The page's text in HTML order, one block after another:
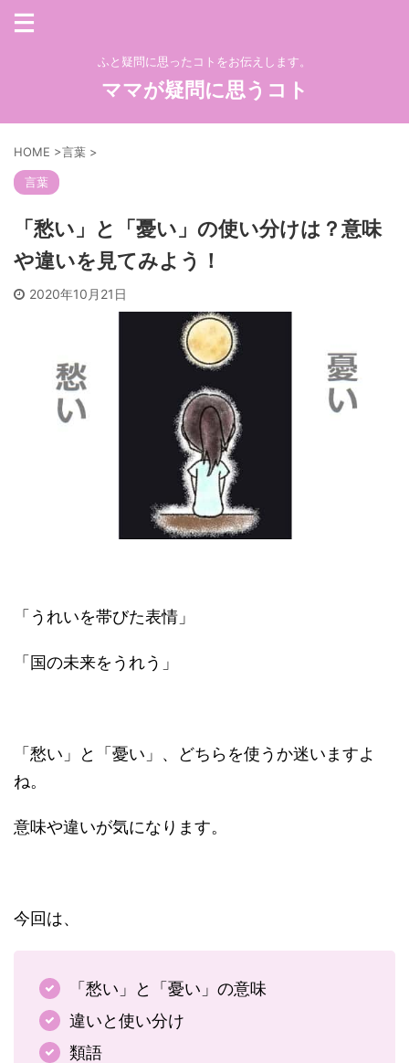
ふと疑問に思ったコトをお伝えします。
ママが疑問に思うコト
HOME >言葉 >
言葉
「愁い」と「憂い」の使い分けは？意味
や違いを見てみよう！
2020年10月21日
「うれいを帯びた表情」
「国の未来をうれう」
「愁い」と「憂い」、どちらを使うか迷いますよ
ね。
意味や違いが気になります。
今回は、
「愁い」と「憂い」の意味
違いと使い分け
類語